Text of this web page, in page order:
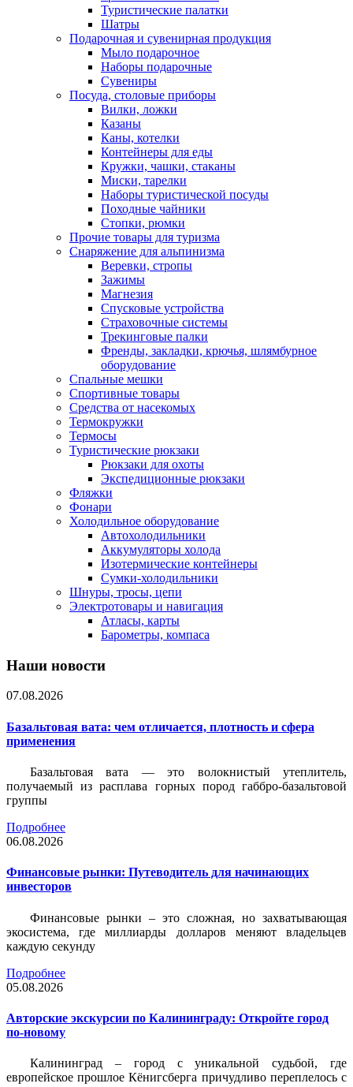
Туристические палатки
Шатры
Подарочная и сувенирная продукция
Мыло подарочное
Наборы подарочные
Сувениры
Посуда, столовые приборы
Вилки, ложки
Казаны
Каны, котелки
Контейнеры для еды
Кружки, чашки, стаканы
Миски, тарелки
Наборы туристической посуды
Походные чайники
Стопки, рюмки
Прочие товары для туризма
Снаряжение для альпинизма
Веревки, стропы
Зажимы
Магнезия
Спусковые устройства
Страховочные системы
Трекинговые палки
Френды, закладки, крючья, шлямбурное
оборудование
Спальные мешки
Спортивные товары
Средства от насекомых
Термокружки
Термосы
Туристические рюкзаки
Рюкзаки для охоты
Экспедиционные рюкзаки
Фляжки
Фонари
Холодильное оборудование
Автохолодильники
Аккумуляторы холода
Изотермические контейнеры
Сумки-холодильники
Шнуры, тросы, цепи
Электротовары и навигация
Атласы, карты
Барометры, компаса
Наши новости
07.08.2026
Базальтовая вата: чем отличается, плотность и сфера
применения
Базальтовая вата — это волокнистый утеплитель,
получаемый из расплава горных пород габбро-базальтовой
группы
Подробнее
06.08.2026
Финансовые рынки: Путеводитель для начинающих
инвесторов
Финансовые рынки – это сложная, но захватывающая
экосистема, где миллиарды долларов меняют владельцев
каждую секунду
Подробнее
05.08.2026
Авторские экскурсии по Калининграду: Откройте город
по-новому
Калининград – город с уникальной судьбой, где
европейское прошлое Кёнигсберга причудливо переплелось с